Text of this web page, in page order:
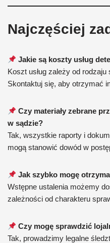
Najczęściej
Jakie są koszty usług
Koszt usług zależy od
Skontaktuj się, aby otrzymać
Czy materiały zebrane
w sądzie?
Tak, wszystkie raporty i
mogą stanowić dowód w
Jak szybko mogę
Wstępne ustalenia możemy
zależności od charakteru
Czy mogę sprawdzić
Tak, prowadzimy legalne